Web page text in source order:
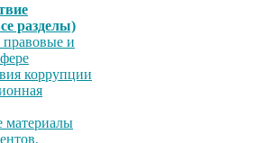
разделы)
и
коррупции
материалы